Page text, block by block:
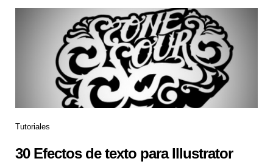
Tutoriales
30 Efectos de texto para Illustrator